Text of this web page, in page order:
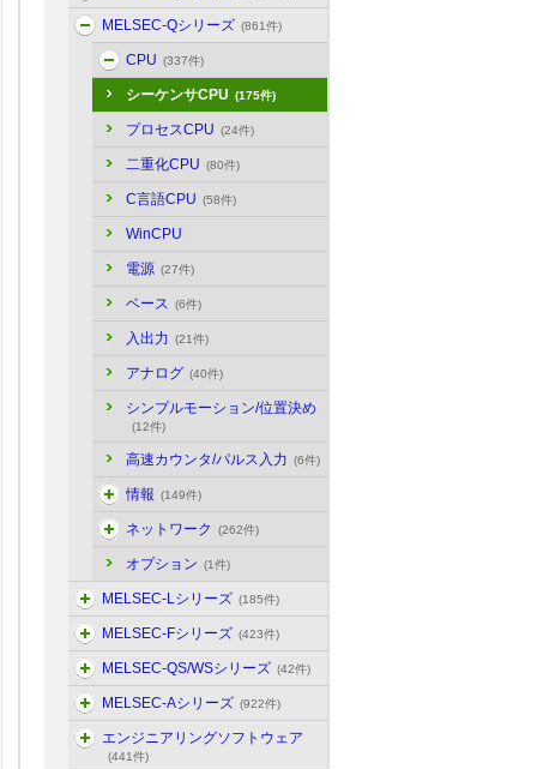
MELSEC-Qシリーズ (861件)
CPU (337件)
シーケンサCPU (175件)
プロセスCPU (24件)
二重化CPU (80件)
C言語CPU (58件)
WinCPU
電源 (27件)
ベース (6件)
入出力 (21件)
アナログ (40件)
シンプルモーション/位置決め
(12件)
高速カウンタ/パルス入力 (6件)
情報 (149件)
ネットワーク (262件)
オプション (1件)
MELSEC-Lシリーズ (185件)
MELSEC-Fシリーズ (423件)
MELSEC-QS/WSシリーズ (42件)
MELSEC-Aシリーズ (922件)
エンジニアリングソフトウェア
(441件)